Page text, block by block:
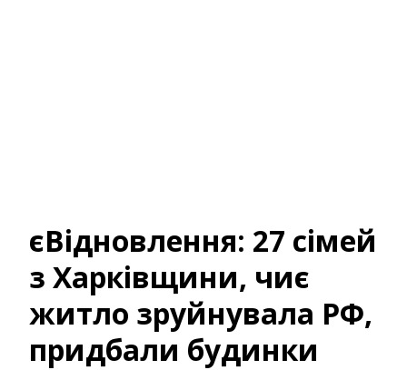
єВідновлення: 27 сімей
з Харківщини, чиє
житло зруйнувала РФ,
придбали будинки